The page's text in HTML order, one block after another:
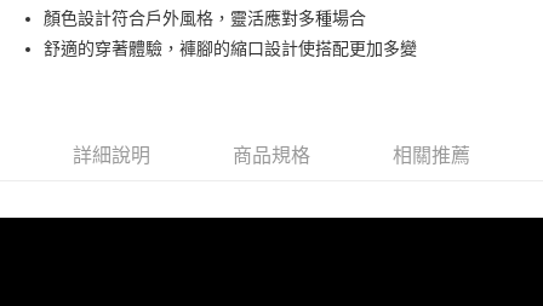
運送方式
全家取貨付款<未取貨列黑名單/不支援離島取退>
每筆NT$60，滿NT$990(含以上)免運費
顏色設計符合戶外風格，靈活應對多種場合
舒適的穿著體驗，褲腳的縮口設計使搭配更加多變
詳細說明 商品規格 相關推薦